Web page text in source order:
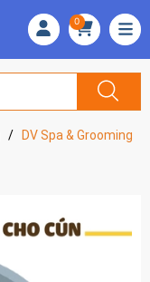
0
/
DV Spa & Grooming